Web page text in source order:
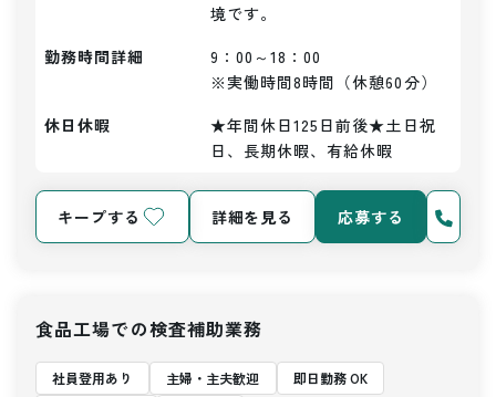
境です。
勤務時間詳細
9：00～18：00
※実働時間8時間（休憩60分）
休日休暇
★年間休日125日前後★土日祝
日、長期休暇、有給休暇
キープする 詳細を見る 応募する
食品工場での検査補助業務
社員登用あり 主婦・主夫歓迎
即日勤務 OK